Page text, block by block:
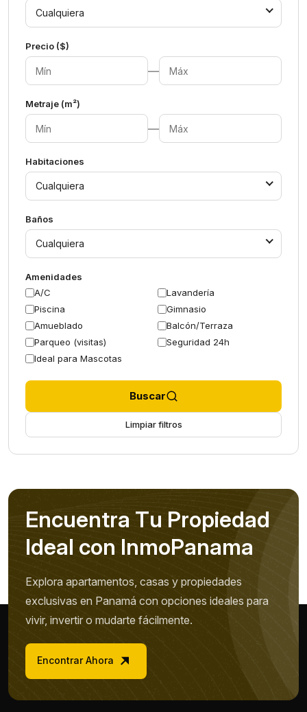
Cualquiera
Precio ($)
—
Metraje (m²)
—
Habitaciones
Cualquiera
Baños
Cualquiera
Amenidades
A/C
Lavandería
Piscina
Gimnasio
Amueblado
Balcón/Terraza
Parqueo (visitas)
Seguridad 24h
Ideal para Mascotas
Buscar
Limpiar filtros
Encuentra Tu Propiedad
Ideal con InmoPanama
Explora apartamentos, casas y propiedades
exclusivas en Panamá con opciones ideales para
vivir, invertir o mudarte fácilmente.
Encontrar Ahora